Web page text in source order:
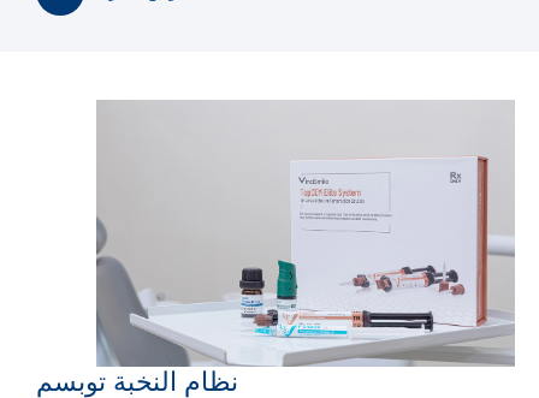
نظام النخبة توبسم